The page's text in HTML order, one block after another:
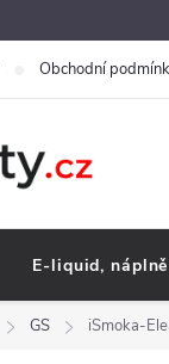
Obchodní
E-liquid, náplně
GS iSmoka-